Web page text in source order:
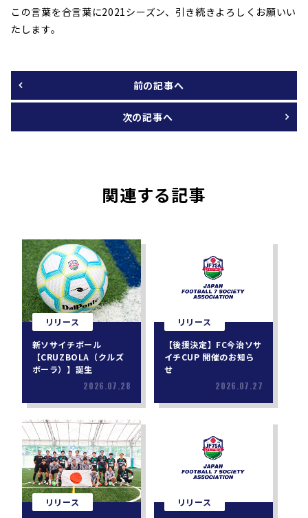
この言葉を合言葉に2021シーズン、引き続きよろしくお願いい
たします。
前の記事へ
次の記事へ
関連する記事
リリース
新ソサイチボール
【CRUZBOLA（クルズ
ボーラ）】誕生
2026.07.28
リリース
【後援決定】FC今治ソサ
イチCUP 開催のお知ら
せ
2026.07.27
リリース
リリース